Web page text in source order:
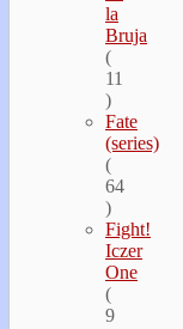
la
Bruja
(
11
)
Fate
(series)
(
64
)
Fight!
Iczer
One
(
9